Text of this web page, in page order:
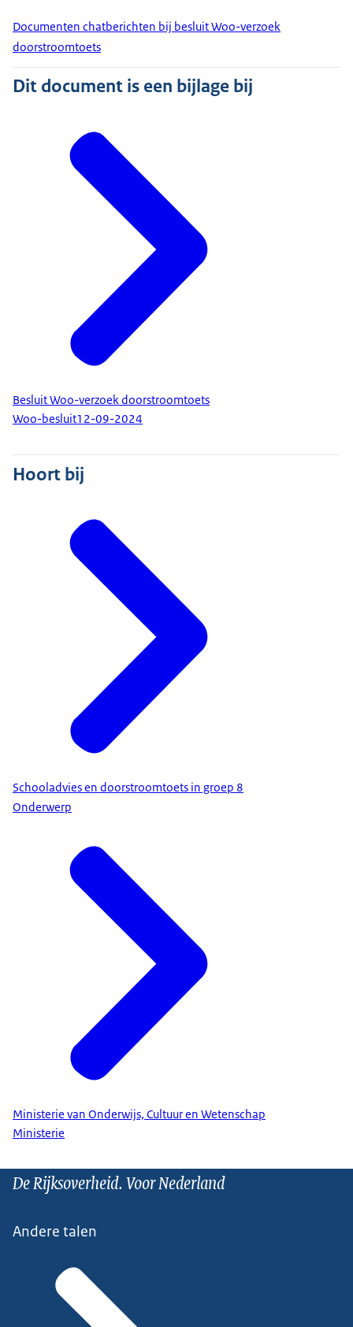
Documenten chatberichten bij besluit Woo-verzoek
doorstroomtoets
Dit document is een bijlage bij
Besluit Woo-verzoek doorstroomtoets
Woo-besluit12-09-2024
Hoort bij
Schooladvies en doorstroomtoets in groep 8
Onderwerp
Ministerie van Onderwijs, Cultuur en Wetenschap
Ministerie
De Rijksoverheid. Voor Nederland
Andere talen